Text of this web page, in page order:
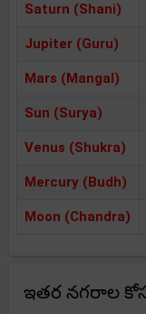
Saturn (Shani)
Jupiter (Guru)
Mars (Mangal)
Sun (Surya)
Venus (Shukra)
Mercury (Budh)
Moon (Chandra)
ఇతర నగరాల